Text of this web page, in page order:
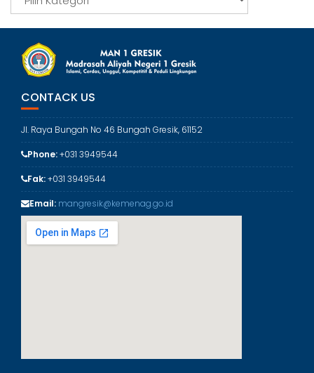
t
CONTACK US
Jl. Raya Bungah No 46 Bungah Gresik, 61152
Phone:+031 3949544
Fak:+031 3949544
Email: mangresik@kemenag.go.id